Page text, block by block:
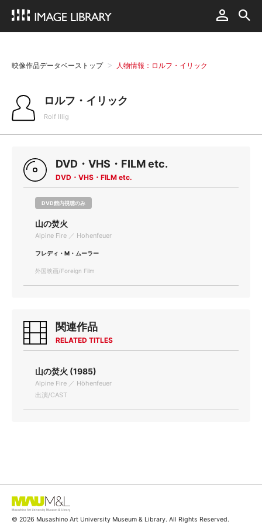
映像作品データベーストップ 人物情報：ロルフ・イリック
ロルフ・イリック
Rolf Illig
DVD・VHS・FILM etc.
DVD・VHS・FILM etc.
DVD館内視聴のみ
山の焚火
Alpine Fire ／ Hohenfeuer
フレディ・M・ムーラー
外国映画/Foreign Film
関連作品
RELATED TITLES
山の焚火 (1985)
Alpine Fire ／ Höhenfeuer
出演/CAST
© 2026 Musashino Art University Museum & Library. All Rights Reserved.